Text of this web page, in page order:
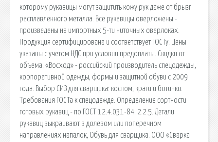
которому рукавицы могут защитить кожу рук даже от брызг
расплавленного металла. Все рукавицы оверложены -
произведены на импортных 5-ти ниточных оверлоках.
Продукция сертифицирована и соответствует ГОСТу. Цены
указаны с учетом НДС при условии предоплаты. Скидки от
объема. «Восход» - российский производитель спецодежды,
корпоративной одежды, формы и защитной обуви с 2009
года. Выбор СИЗ для сварщика: костюм, краги и ботинки.
Требования ГОСТа к спецодежде. Определение сортности
готовых рукавиц - по ГОСТ 12.4.031-84. 2.2.5. Детали
рукавиц выкраивают в долевом или поперечном
направлениях напалок, Обувь для сварщика. ООО «Сварка